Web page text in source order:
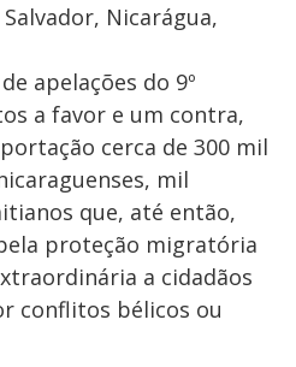
Nicarágua,
apelações do 9º
a favor e um contra,
cerca de 300 mil
mil
que, até então,
proteção migratória
a cidadãos
conflitos bélicos ou